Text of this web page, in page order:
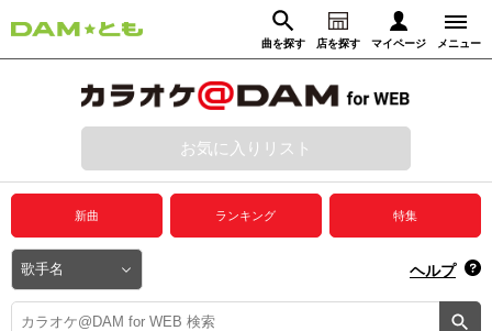
曲を探す 店を探す マイページ メニュー
動画からさがす 録音からさがす
ログイン
プレミアムサービス
DAM★とも動画
DAM★とも録音
お気に入りリスト
新曲 ランキング 特集
ヘルプ